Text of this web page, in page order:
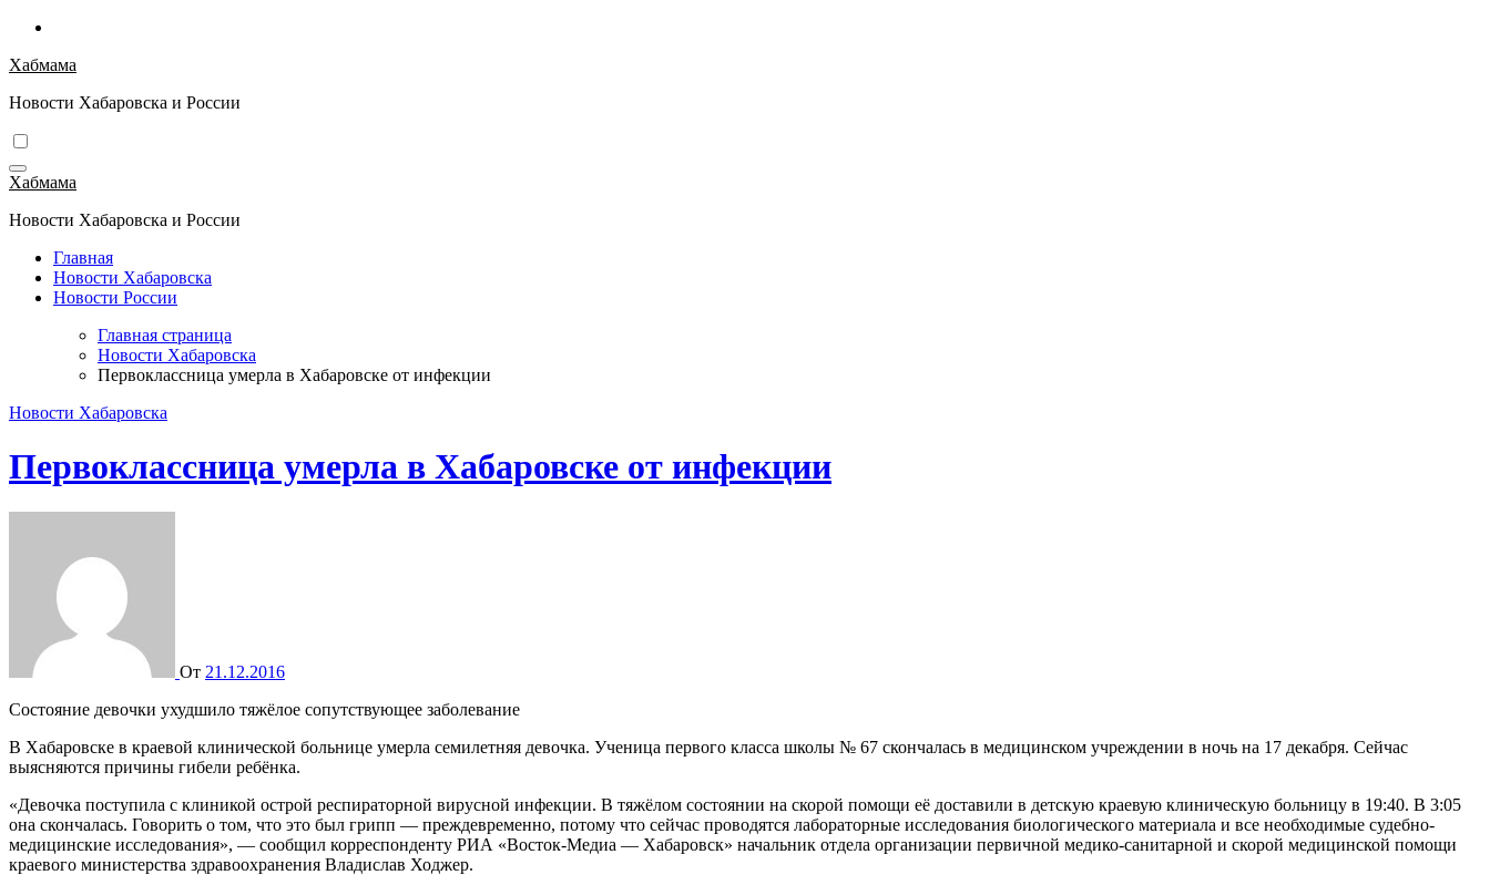
Перейти
содержимому
Хабмама
Новости Хабаровска и России
Хабмама
Новости Хабаровска и России
Главная
Новости Хабаровска
Новости России
Главная страница
Новости Хабаровска
Первоклассница умерла в Хабаровске от инфекции
Новости Хабаровска
Первоклассница умерла в Хабаровске от инфекции
От 21.12.2016
Состояние девочки ухудшило тяжёлое сопутствующее заболевание
В Хабаровске в краевой клинической больнице умерла семилетняя девочка. Ученица первого класса школы № 67 скончалась в медицинском учреждении в ночь на 17 декабря. Сейчас
выясняются причины гибели ребёнка.
«Девочка поступила с клиникой острой респираторной вирусной инфекции. В тяжёлом состоянии на скорой помощи её доставили в детскую краевую клиническую больницу в 19:40. В 3:05
она скончалась. Говорить о том, что это был грипп — преждевременно, потому что сейчас проводятся лабораторные исследования биологического материала и все необходимые судебно-
медицинские исследования», — сообщил корреспонденту РИА «Восток-Медиа — Хабаровск» начальник отдела организации первичной медико-санитарной и скорой медицинской помощи
краевого министерства здравоохранения Владислав Ходжер.